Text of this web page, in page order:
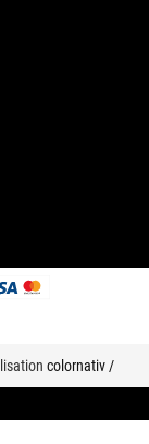
colornativ /